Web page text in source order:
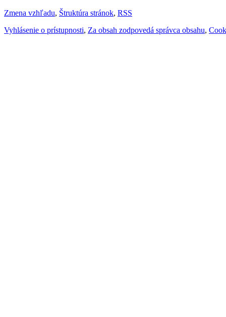
Zmena vzhľadu, Štruktúra stránok, RSS
Vyhlásenie o prístupnosti, Za obsah zodpovedá správca obsahu,